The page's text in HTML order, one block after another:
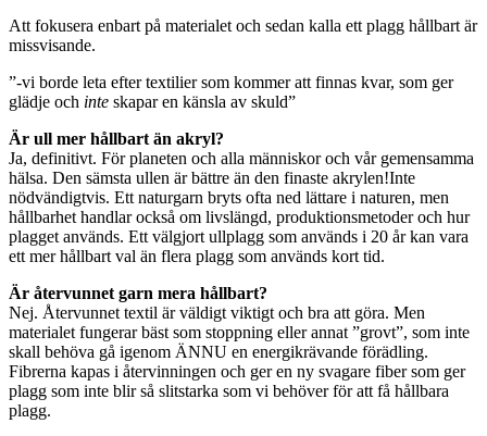
Att fokusera enbart på materialet och sedan kalla ett plagg hållbart är
missvisande.
”-vi borde leta efter textilier som kommer att finnas kvar, som ger
glädje och inte skapar en känsla av skuld”
Är ull mer hållbart än akryl?
Ja, definitivt. För planeten och alla människor och vår gemensamma
hälsa. Den sämsta ullen är bättre än den finaste akrylen!Inte
nödvändigtvis. Ett naturgarn bryts ofta ned lättare i naturen, men
hållbarhet handlar också om livslängd, produktionsmetoder och hur
plagget används. Ett välgjort ullplagg som används i 20 år kan vara
ett mer hållbart val än flera plagg som används kort tid.
Är återvunnet garn mera hållbart?
Nej. Återvunnet textil är väldigt viktigt och bra att göra. Men
materialet fungerar bäst som stoppning eller annat ”grovt”, som inte
skall behöva gå igenom ÄNNU en energikrävande förädling.
Fibrerna kapas i återvinningen och ger en ny svagare fiber som ger
plagg som inte blir så slitstarka som vi behöver för att få hållbara
plagg.